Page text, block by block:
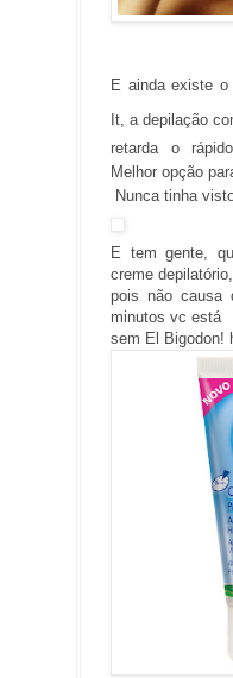
E ainda existe o
It, a depilação
retarda o
Melhor opção
Nunca tinha
E tem gente,
creme depilatório,
pois não causa
minutos vc está
sem El Bigodon!